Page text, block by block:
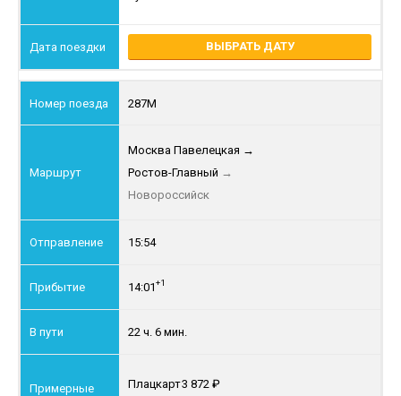
ВЫБРАТЬ ДАТУ
287М
Москва Павелецкая →
Ростов-Главный →
Новороссийск
15:54
14:01+1
22 ч. 6 мин.
Плацкарт3 872